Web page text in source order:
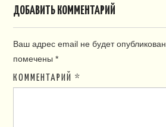
ДОБАВИТЬ КОММЕНТАРИЙ
Ваш адрес email не будет опубликован.
помечены*
КОММЕНТАРИЙ*